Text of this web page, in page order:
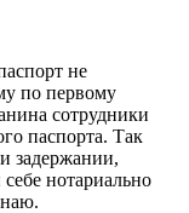
не
по первому
сотрудники
паспорта. Так
задержании,
нотариально